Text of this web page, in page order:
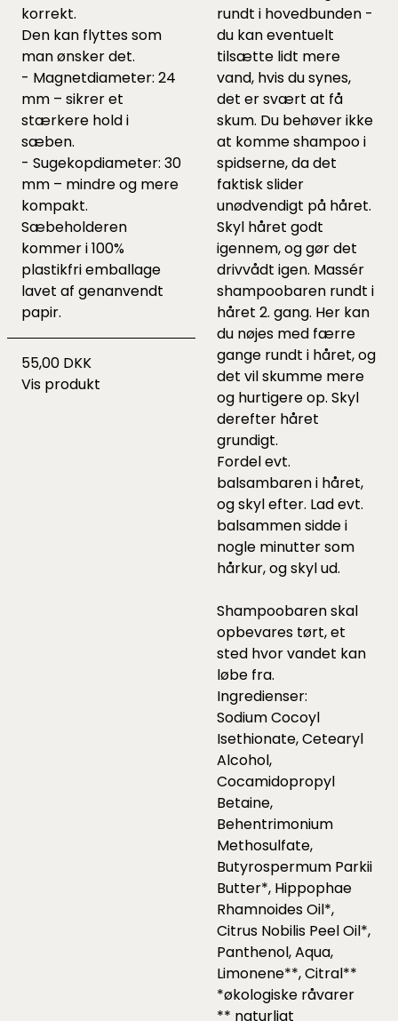
korrekt.
Den kan flyttes som
man ønsker det.
- Magnetdiameter: 24
mm – sikrer et
stærkere hold i
sæben.
- Sugekopdiameter: 30
mm – mindre og mere
kompakt.
Sæbeholderen
kommer i 100%
plastikfri emballage
lavet af genanvendt
papir.
55,00 DKK
Vis produkt
rundt i hovedbunden -
du kan eventuelt
tilsætte lidt mere
vand, hvis du synes,
det er svært at få
skum. Du behøver ikke
at komme shampoo i
spidserne, da det
faktisk slider
unødvendigt på håret.
Skyl håret godt
igennem, og gør det
drivvådt igen. Massér
shampoobaren rundt i
håret 2. gang. Her kan
du nøjes med færre
gange rundt i håret, og
det vil skumme mere
og hurtigere op. Skyl
derefter håret
grundigt.
Fordel evt.
balsambaren i håret,
og skyl efter. Lad evt.
balsammen sidde i
nogle minutter som
hårkur, og skyl ud.
Shampoobaren skal
opbevares tørt, et
sted hvor vandet kan
løbe fra.
Ingredienser:
Sodium Cocoyl
Isethionate, Cetearyl
Alcohol,
Cocamidopropyl
Betaine,
Behentrimonium
Methosulfate,
Butyrospermum Parkii
Butter*, Hippophae
Rhamnoides Oil*,
Citrus Nobilis Peel Oil*,
Panthenol, Aqua,
Limonene**, Citral**
*økologiske råvarer
** naturligt